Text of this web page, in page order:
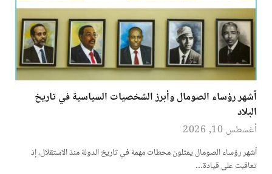
أشهر رؤساء الصومال وأبرز الشخصيات السياسية في تاريخ
البلاد
أغسطس 10, 2026
أشهر رؤساء الصومال يمثلون محطات مهمة في تاريخ الدولة منذ الاستقلال، إذ
تعاقبت على قيادة…